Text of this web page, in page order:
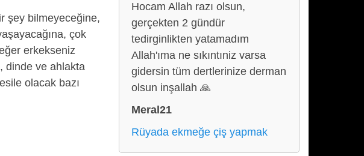
şey bilmeyeceğine,
çok
erkekseniz
dinde ve ahlakta
olacak bazı
Hocam Allah razı olsun,
gerçekten 2 gündür
tedirginlikten yatamadım
Allah'ıma ne sıkıntıniz varsa
gidersin tüm dertlerinize derman
olsun inşallah 🙏
Meral21
Rüyada ekmeğe çiş yapmak